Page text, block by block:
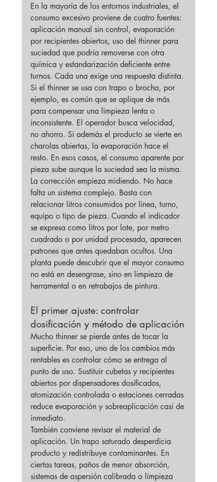
En la mayoría de los entornos industriales, el
consumo excesivo proviene de cuatro fuentes:
aplicación manual sin control, evaporación
por recipientes abiertos, uso del thinner para
suciedad que podría removerse con otra
química y estandarización deficiente entre
turnos. Cada una exige una respuesta distinta.
Si el thinner se usa con trapo o brocha, por
ejemplo, es común que se aplique de más
para compensar una limpieza lenta o
inconsistente. El operador busca velocidad,
no ahorro. Si además el producto se vierte en
charolas abiertas, la evaporación hace el
resto. En esos casos, el consumo aparente por
pieza sube aunque la suciedad sea la misma.
La corrección empieza midiendo. No hace
falta un sistema complejo. Basta con
relacionar litros consumidos por línea, turno,
equipo o tipo de pieza. Cuando el indicador
se expresa como litros por lote, por metro
cuadrado o por unidad procesada, aparecen
patrones que antes quedaban ocultos. Una
planta puede descubrir que el mayor consumo
no está en desengrase, sino en limpieza de
herramental o en retrabajos de pintura.
El primer ajuste: controlar
dosificación y método de aplicación
Mucho thinner se pierde antes de tocar la
superficie. Por eso, uno de los cambios más
rentables es controlar cómo se entrega al
punto de uso. Sustituir cubetas y recipientes
abiertos por dispensadores dosificados,
atomización controlada o estaciones cerradas
reduce evaporación y sobreaplicación casi de
inmediato.
También conviene revisar el material de
aplicación. Un trapo saturado desperdicia
producto y redistribuye contaminantes. En
ciertas tareas, paños de menor absorción,
sistemas de aspersión calibrada o limpieza